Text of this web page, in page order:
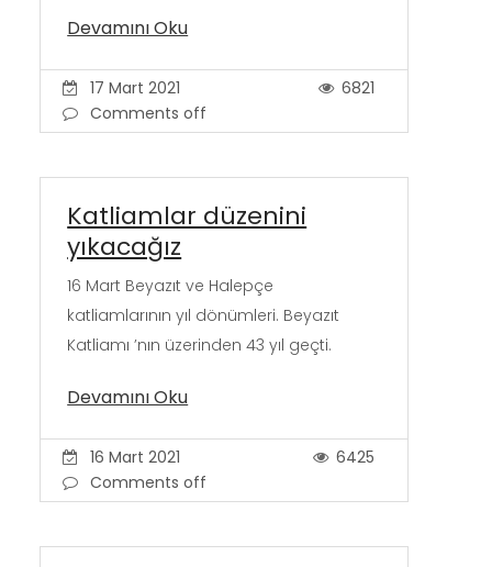
Devamını Oku
17 Mart 2021
6821
Comments off
Katliamlar düzenini
yıkacağız
16 Mart Beyazıt ve Halepçe
katliamlarının yıl dönümleri. Beyazıt
Katliamı ’nın üzerinden 43 yıl geçti.
Devamını Oku
16 Mart 2021
6425
Comments off